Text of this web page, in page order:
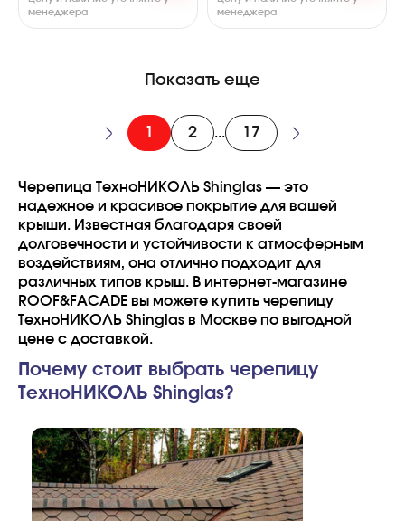
менеджера
менеджера
Показать еще
1 2 ... 17
Черепица ТехноНИКОЛЬ Shinglas — это
надежное и красивое покрытие для вашей
крыши. Известная благодаря своей
долговечности и устойчивости к атмосферным
воздействиям, она отлично подходит для
различных типов крыш. В интернет-магазине
ROOF&FACADE вы можете купить черепицу
ТехноНИКОЛЬ Shinglas в Москве по выгодной
цене с доставкой.
Почему стоит выбрать черепицу
ТехноНИКОЛЬ Shinglas?